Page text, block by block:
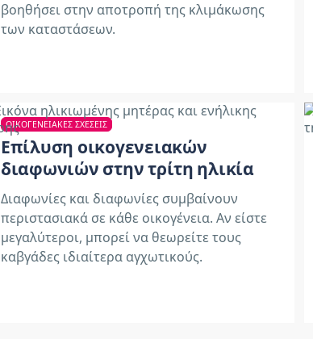
βοηθήσει στην αποτροπή της κλιμάκωσης
των καταστάσεων.
ΟΙΚΟΓΕΝΕΙΑΚΈΣ ΣΧΈΣΕΙΣ
Επίλυση οικογενειακών
διαφωνιών στην τρίτη ηλικία
Διαφωνίες και διαφωνίες συμβαίνουν
περιστασιακά σε κάθε οικογένεια. Αν είστε
μεγαλύτεροι, μπορεί να θεωρείτε τους
καβγάδες ιδιαίτερα αγχωτικούς.